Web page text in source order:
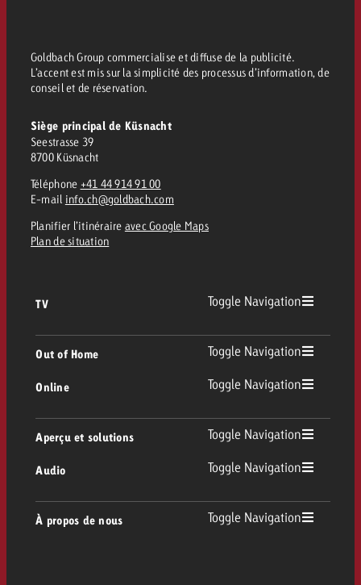
Goldbach Group commercialise et diffuse de la publicité.
L’accent est mis sur la simplicité des processus d’information, de
conseil et de réservation.
Siège principal de Küsnacht
Seestrasse 39
8700 Küsnacht
Téléphone +41 44 914 91 00
E-mail info.ch@goldbach.com
Planifier l’itinéraire avec Google Maps
Plan de situation
TV Toggle Navigation
Directives publicitaires TV
Out of Home Toggle Navigation
Out of Home
Affichage
Digital Out of Home
Online Toggle Navigation
Aperçu et solutions Toggle Navigation
Conseil & Crossmedia
Portfolio Goldbach
Audio Toggle Navigation
À propos de nous Toggle Navigation